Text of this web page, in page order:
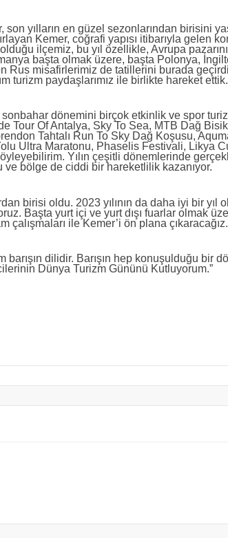
yılların en güzel sezonlarından birisini
Kemer, coğrafi yapısı itibarıyla gelen
ilçemiz, bu yıl özellikle, Avrupa
başta olmak üzere, başta Polonya,
Rus misafirlerimiz de tatillerini burada
turizm paydaşlarımız ile birlikte hareket ettik.
dönemini birçok etkinlik ve spor
Tour Of Antalya, Sky To Sea, MTB Dağ
Tahtalı Run To Sky Dağ Koşusu,
Ultra Maratonu, Phaselis Festivali, Likya
Yılın çeşitli dönemlerinde
bölge de ciddi bir hareketlilik kazanıyor.
birisi oldu. 2023 yılının da daha iyi bir yıl
Başta yurt içi ve yurt dışı fuarlar olmak
ile Kemer’i ön plana çıkaracağız.
barışın dilidir. Barışın hep konuşulduğu bir
Dünya Turizm Gününü Kutluyorum.”